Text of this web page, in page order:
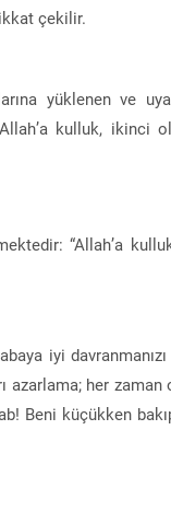
çekilir.
yüklenen ve
kulluk,
“Allah’a
iyi
azarlama; her
Beni küçükken